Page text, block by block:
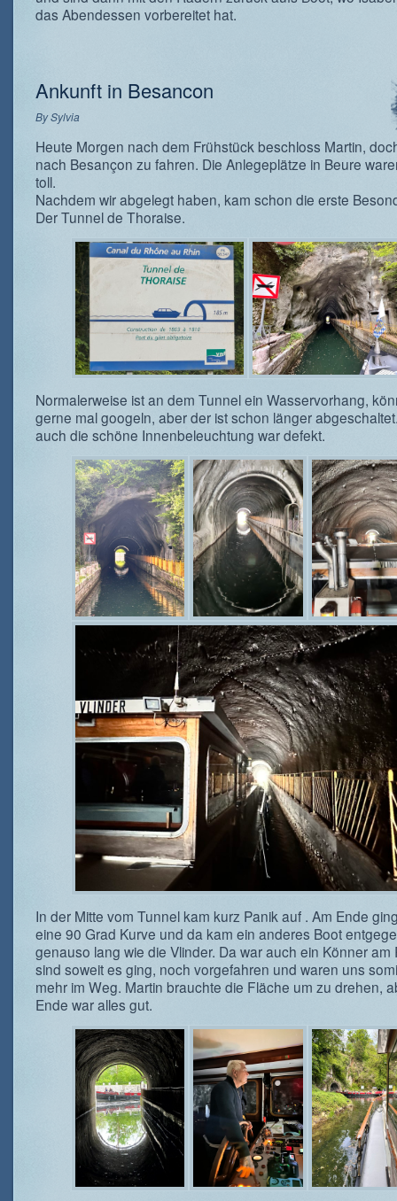
das Abendessen vorbereitet hat.
Ankunft in Besancon
BySylvia
Heute Morgen nach dem Frühstück beschloss Martin,
nach Besançon zu fahren. Die Anlegeplätze in Beure
toll.
Nachdem wir abgelegt haben, kam schon die erste
Der Tunnel de Thoraise.
Normalerweise ist an dem Tunnel ein Wasservorhang,
gerne mal googeln, aber der ist schon länger
auch die schöne Innenbeleuchtung war defekt.
In der Mitte vom Tunnel kam kurz Panik auf . Am Ende
eine 90 Grad Kurve und da kam ein anderes Boot
genauso lang wie die Vlinder. Da war auch ein Könner am
sind soweit es ging, noch vorgefahren und waren uns
mehr im Weg. Martin brauchte die Fläche um zu drehen,
Ende war alles gut.